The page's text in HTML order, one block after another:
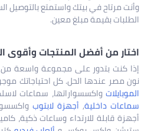
وأنت مرتاح في بيتك واستمتع بالتوصيل
الطلبات بقيمة مبلغ معين.
اختار من أفضل المنتجات وأقوى
إذا كنت بتدور على مجموعة واسعة من
نون مصر عندها الحل. كل احتياجاتك
الموبايلاتواكسسواراتها، سماعات
سماعات داخلية, أجهزة لابتوب
أجهزة قابلة للارتداء وساعات ذكية،